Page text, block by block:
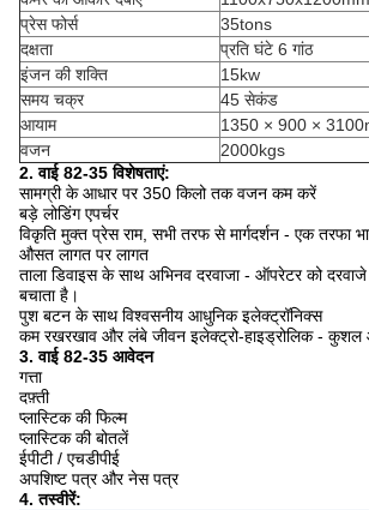
प्रेस फोर्स
35tons
दक्षता
प्रति घंटे 6 गांठ
इंजन की शक्ति
15kw
समय चक्र
45 सेकंड
आयाम
1350 × 900 ×
वजन
2000kgs
2. वाई 82-35 विशेषताएं:
सामग्री के आधार पर 350 किलो तक वजन कम करें
बड़े लोडिंग एपर्चर
विकृति मुक्त प्रेस राम, सभी तरफ से मार्गदर्शन - एक तरफा
औसत लागत पर लागत
ताला डिवाइस के साथ अभिनव दरवाजा - ऑपरेटर को
बचाता है।
पुश बटन के साथ विश्वसनीय आधुनिक इलेक्ट्रॉनिक्स
कम रखरखाव और लंबे जीवन इलेक्ट्रो-हाइड्रोलिक - कुशल
3. वाई 82-35 आवेदन
गत्ता
दफ़्ती
प्लास्टिक की फिल्म
प्लास्टिक की बोतलें
ईपीटी / एचडीपीई
अपशिष्ट पत्र और नेस पत्र
4. तस्वीरें: